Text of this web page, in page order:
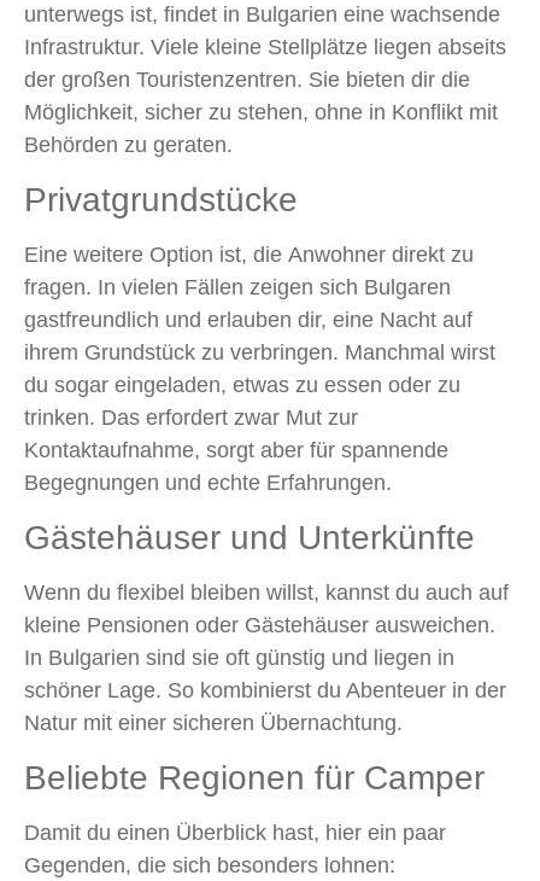
unterwegs ist, findet in Bulgarien eine wachsende
Infrastruktur. Viele kleine Stellplätze liegen abseits
der großen Touristenzentren. Sie bieten dir die
Möglichkeit, sicher zu stehen, ohne in Konflikt mit
Behörden zu geraten.
Privatgrundstücke
Eine weitere Option ist, die Anwohner direkt zu
fragen. In vielen Fällen zeigen sich Bulgaren
gastfreundlich und erlauben dir, eine Nacht auf
ihrem Grundstück zu verbringen. Manchmal wirst
du sogar eingeladen, etwas zu essen oder zu
trinken. Das erfordert zwar Mut zur
Kontaktaufnahme, sorgt aber für spannende
Begegnungen und echte Erfahrungen.
Gästehäuser und Unterkünfte
Wenn du flexibel bleiben willst, kannst du auch auf
kleine Pensionen oder Gästehäuser ausweichen.
In Bulgarien sind sie oft günstig und liegen in
schöner Lage. So kombinierst du Abenteuer in der
Natur mit einer sicheren Übernachtung.
Beliebte Regionen für Camper
Damit du einen Überblick hast, hier ein paar
Gegenden, die sich besonders lohnen: